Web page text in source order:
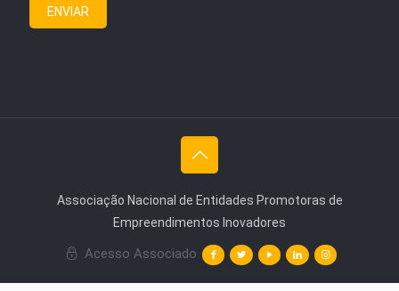
Associação Nacional de Entidades Promotoras de
Empreendimentos Inovadores
Acesso Associado